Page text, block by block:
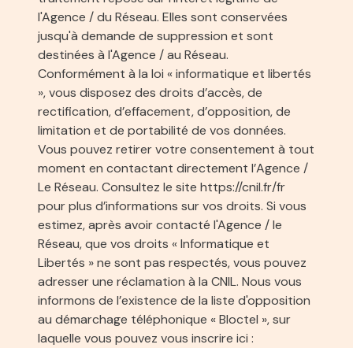
l'Agence / du Réseau. Elles sont conservées
jusqu'à demande de suppression et sont
destinées à l'Agence / au Réseau.
Conformément à la loi « informatique et libertés
», vous disposez des droits d’accès, de
rectification, d’effacement, d’opposition, de
limitation et de portabilité de vos données.
Vous pouvez retirer votre consentement à tout
moment en contactant directement l’Agence /
Le Réseau. Consultez le site https://cnil.fr/fr
pour plus d’informations sur vos droits. Si vous
estimez, après avoir contacté l'Agence / le
Réseau, que vos droits « Informatique et
Libertés » ne sont pas respectés, vous pouvez
adresser une réclamation à la CNIL. Nous vous
informons de l’existence de la liste d'opposition
au démarchage téléphonique « Bloctel », sur
laquelle vous pouvez vous inscrire ici :